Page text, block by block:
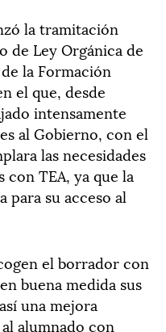
la tramitación
de Ley Orgánica de
la Formación
el que, desde
intensamente
al Gobierno, con el
las necesidades
con TEA, ya que la
para su acceso al
el borrador con
buena medida sus
una mejora
alumnado con